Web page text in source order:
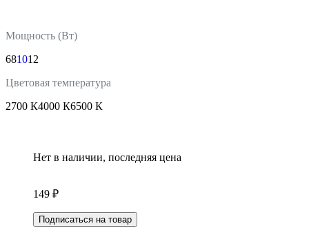
Мощность (Вт)
681012
Цветовая температура
2700 К4000 К6500 К
Нет в наличии, последняя цена
149 ₽
Подписаться на товар